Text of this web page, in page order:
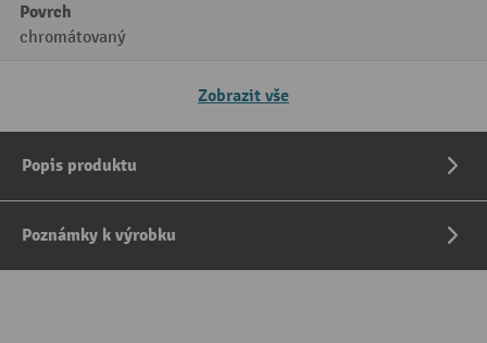
Povrch
chromátovaný
Zobrazit vše
Popis produktu
Poznámky k výrobku